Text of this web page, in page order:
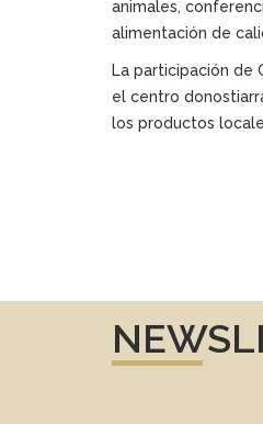
animales,
alimentación de
La participación de
el centro
los productos